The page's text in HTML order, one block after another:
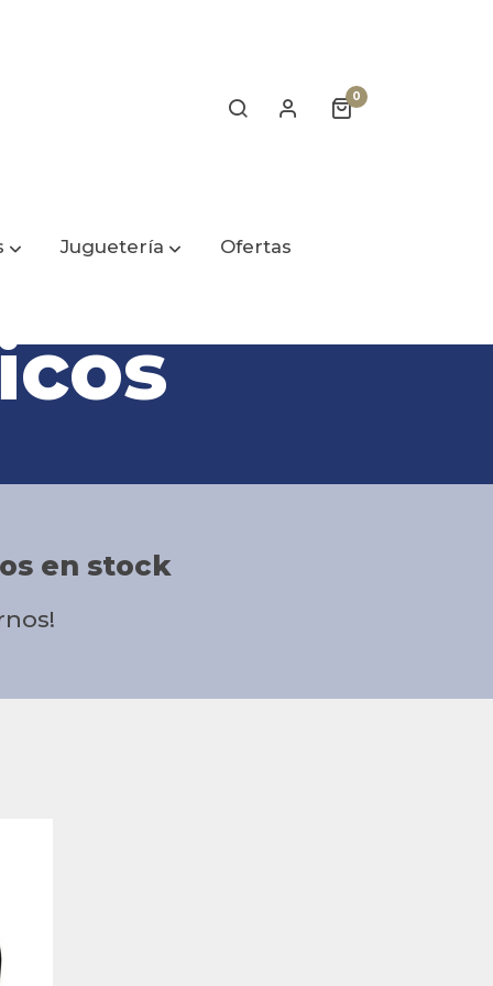
0
Juguetería Ofertas
en stock